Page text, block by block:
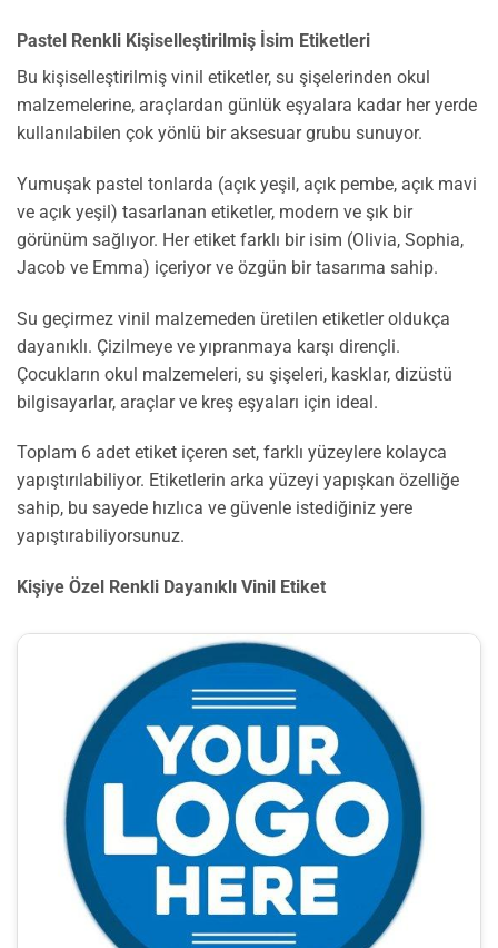
Pastel Renkli Kişiselleştirilmiş İsim Etiketleri
Bu kişiselleştirilmiş vinil etiketler, su şişelerinden okul
malzemelerine, araçlardan günlük eşyalara kadar her yerde
kullanılabilen çok yönlü bir aksesuar grubu sunuyor.
Yumuşak pastel tonlarda (açık yeşil, açık pembe, açık mavi
ve açık yeşil) tasarlanan etiketler, modern ve şık bir
görünüm sağlıyor. Her etiket farklı bir isim (Olivia, Sophia,
Jacob ve Emma) içeriyor ve özgün bir tasarıma sahip.
Su geçirmez vinil malzemeden üretilen etiketler oldukça
dayanıklı. Çizilmeye ve yıpranmaya karşı dirençli.
Çocukların okul malzemeleri, su şişeleri, kasklar, dizüstü
bilgisayarlar, araçlar ve kreş eşyaları için ideal.
Toplam 6 adet etiket içeren set, farklı yüzeylere kolayca
yapıştırılabiliyor. Etiketlerin arka yüzeyi yapışkan özelliğe
sahip, bu sayede hızlıca ve güvenle istediğiniz yere
yapıştırabiliyorsunuz.
Kişiye Özel Renkli Dayanıklı Vinil Etiket